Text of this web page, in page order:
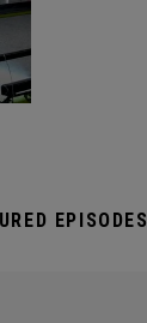
EPISODES